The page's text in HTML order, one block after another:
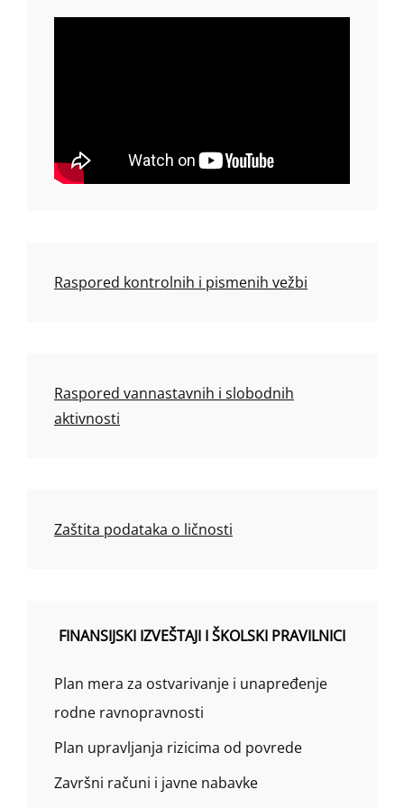
Raspored kontrolnih i pismenih vežbi
Raspored vannastavnih i slobodnih
aktivnosti
Zaštita podataka o ličnosti
FINANSIJSKI IZVEŠTAJI I ŠKOLSKI PRAVILNICI
Plan mera za ostvarivanje i unapređenje
rodne ravnopravnosti
Plan upravljanja rizicima od povrede
Završni računi i javne nabavke